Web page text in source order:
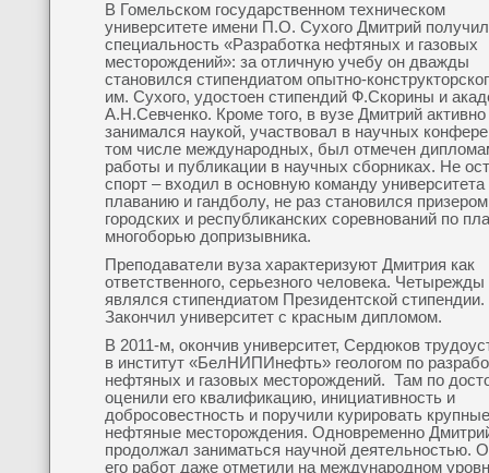
В Гомельском государственном техническом
университете имени П.О. Сухого Дмитрий получил
специальность «Разработка нефтяных и газовых
месторождений»: за отличную учебу он дважды
становился стипендиатом опытно-
им. Сухого, удостоен стипендий Ф.Скорины и
А.Н.Севченко. Кроме того, в вузе Дмитрий активно
занимался наукой, участвовал в научных
том числе международных, был отмечен
работы и публикации в научных сборниках. Не
спорт – входил в основную команду университета
плаванию и гандболу, не раз становился призером
городских и республиканских соревнований по
многоборью допризывника.
Преподаватели вуза характеризуют Дмитрия как
ответственного, серьезного человека. Четырежды
являлся стипендиатом Президентской стипендии.
Закончил университет с красным дипломом.
В 2011-м, окончив университет, Сердюков
в институт «БелНИПИнефть» геологом по
нефтяных и газовых месторождений. Там по
оценили его квалификацию, инициативность и
добросовестность и поручили курировать крупные
нефтяные месторождения. Одновременно
продолжал заниматься научной деятельностью.
его работ даже отметили на международном